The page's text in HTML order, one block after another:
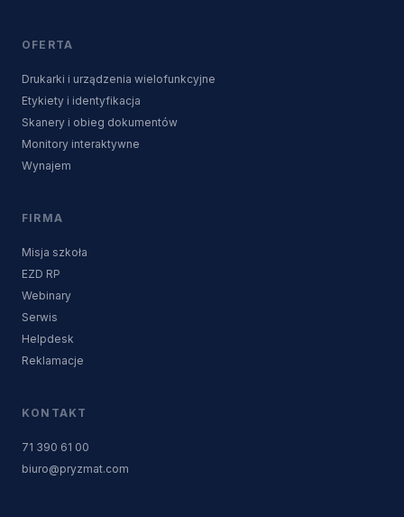
OFERTA
Drukarki i urządzenia wielofunkcyjne
Etykiety i identyfikacja
Skanery i obieg dokumentów
Monitory interaktywne
Wynajem
FIRMA
Misja szkoła
EZD RP
Webinary
Serwis
Helpdesk
Reklamacje
KONTAKT
71 390 61 00
biuro@pryzmat.com